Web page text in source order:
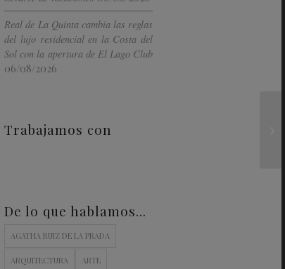
Real de La Quinta cambia las reglas
del lujo residencial en la Costa del
Sol con la apertura de El Lago Club
06/08/2026
Trabajamos con
De lo que hablamos…
AGATHA RUIZ DE LA PRADA
ARQUITECTURA ARTE